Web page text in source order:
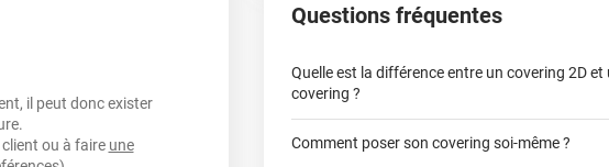
entre 20°C et 25°C
il peut donc exister
ou à faire une
Questions fréquentes
Quelle est la différence entre un covering 2D
covering ?
covering 2D
Comment poser son covering soi-même ?